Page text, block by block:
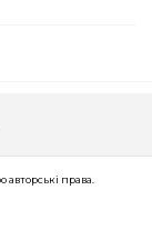
авторські права.